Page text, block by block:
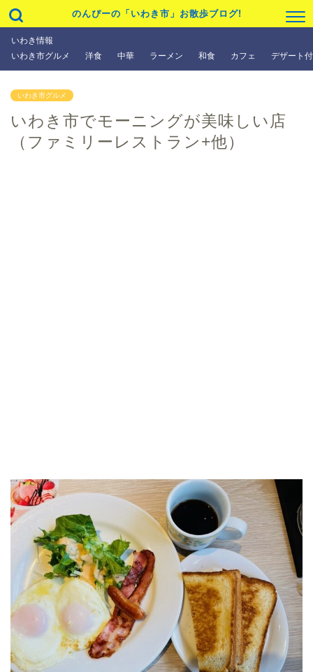
のんぴーの「いわき市」お散歩ブログ!
いわき情報
いわき市グルメ
洋食 中華 ラーメン 和食 カフェ デザート
いわき市グルメ
いわき市でモーニングが美味しい店
（ファミリーレストラン+他）